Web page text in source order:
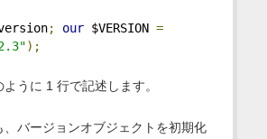
; our $VERSION =
);
ように 1 行で記述します。
、バージョンオブジェクトを初期化